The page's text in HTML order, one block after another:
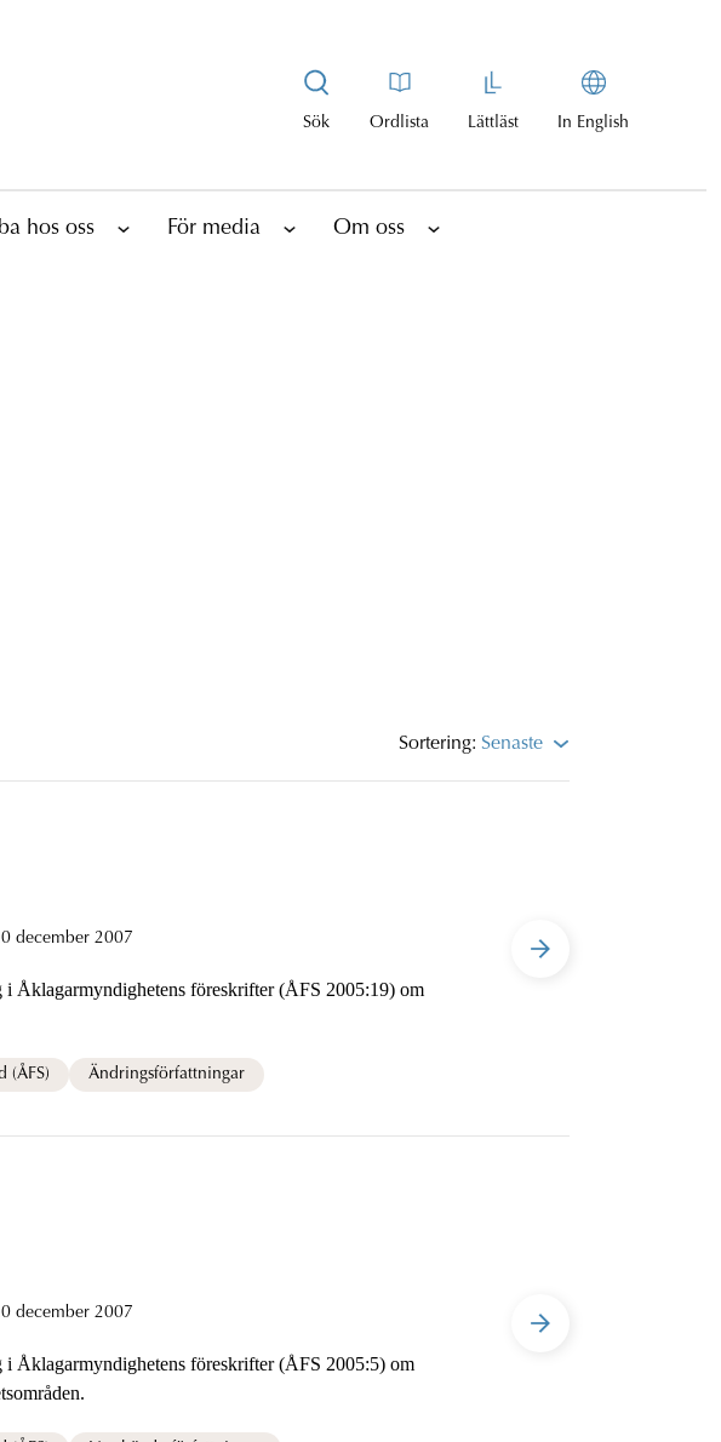
Sök Ordlista Lättläst In English
hos oss För media Om oss
Sortering:Senaste
december 2007
(ÅFS) Ändringsförfattningar
december 2007
föreskrifter (ÅFS 2005:5) om